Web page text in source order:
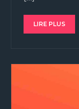
LIRE PLUS